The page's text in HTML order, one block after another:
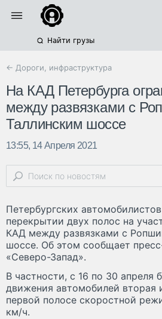
Найти грузы
← Дороги, инфраструктура
На КАД Петербурга
между развязками с
Таллинским шоссе
13:55, 14 Апреля 2021
Петербургских
перекрытии двух полос на
КАД между развязками с
шоссе. Об этом сообщает
«Северо-Запад».
В частности, с 16 по 30 апреля
движения автомобилей вторая
первой полосе скоростной
км/ч.